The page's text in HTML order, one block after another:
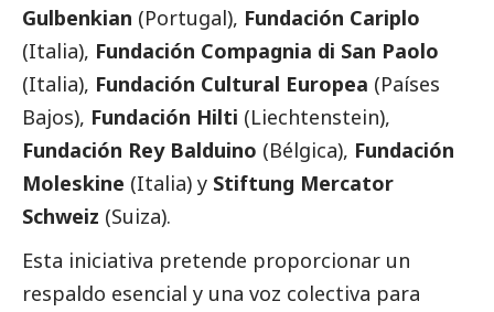
Gulbenkian (Portugal), Fundación Cariplo
(Italia), Fundación Compagnia di San Paolo
(Italia), Fundación Cultural Europea (Países
Bajos), Fundación Hilti (Liechtenstein),
Fundación Rey Balduino (Bélgica), Fundación
Moleskine (Italia) y Stiftung Mercator
Schweiz (Suiza).
Esta iniciativa pretende proporcionar un
respaldo esencial y una voz colectiva para